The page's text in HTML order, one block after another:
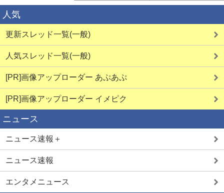
人気
更新スレッド一覧(一般)
人気スレッド一覧(一般)
[PR]画像アップローダー あぷあぷ
[PR]画像アップローダー イメピク
ニュース
ニュース速報＋
ニュース速報
エンタメニュース